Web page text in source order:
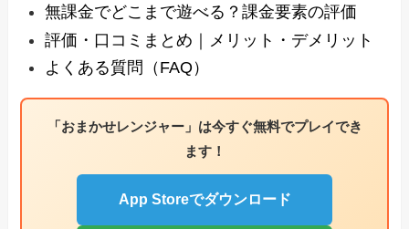
無課金でどこまで遊べる？課金要素の評価
評価・口コミまとめ｜メリット・デメリット
よくある質問（FAQ）
「おまかせレンジャー」は今すぐ無料でプレイでき
ます！
App Storeでダウンロード